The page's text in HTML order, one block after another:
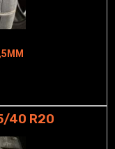
40 R20